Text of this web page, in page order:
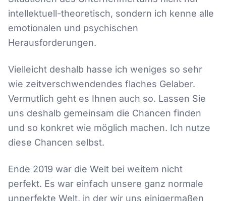
intellektuell-theoretisch, sondern ich kenne alle
emotionalen und psychischen
Herausforderungen.
Vielleicht deshalb hasse ich weniges so sehr
wie zeitverschwendendes flaches Gelaber.
Vermutlich geht es Ihnen auch so. Lassen Sie
uns deshalb gemeinsam die Chancen finden
und so konkret wie möglich machen. Ich nutze
diese Chancen selbst.
Ende 2019 war die Welt bei weitem nicht
perfekt. Es war einfach unsere ganz normale
unperfekte Welt, in der wir uns einigermaßen